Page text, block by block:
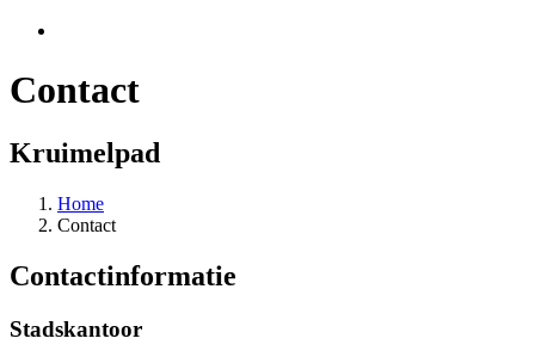
Contact
Kruimelpad
Home
Contact
Contactinformatie
Stadskantoor